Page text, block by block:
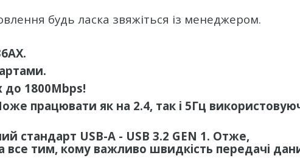
будь ласка звяжіться із менеджером.
AX.
.
до 1800Mbps!
працювати як на 2.4, так і 5Гц
стандарт USB-A - USB 3.2 GEN 1. Отже,
тим, кому важливо швидкість передачі